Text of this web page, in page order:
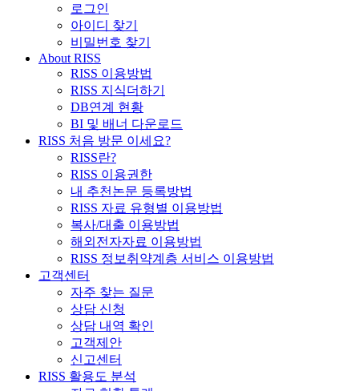
로그인
아이디 찾기
비밀번호 찾기
About RISS
RISS 이용방법
RISS 지식더하기
DB연계 현황
BI 및 배너 다운로드
RISS 처음 방문 이세요?
RISS란?
RISS 이용권한
내 추천논문 등록방법
RISS 자료 유형별 이용방법
복사/대출 이용방법
해외전자자료 이용방법
RISS 정보취약계층 서비스 이용방법
고객센터
자주 찾는 질문
상담 신청
상담 내역 확인
고객제안
신고센터
RISS 활용도 분석